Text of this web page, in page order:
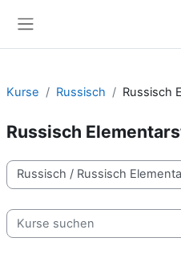
Kurse Russisch Russisch
Russisch
Kursbereiche
Kurse suchen